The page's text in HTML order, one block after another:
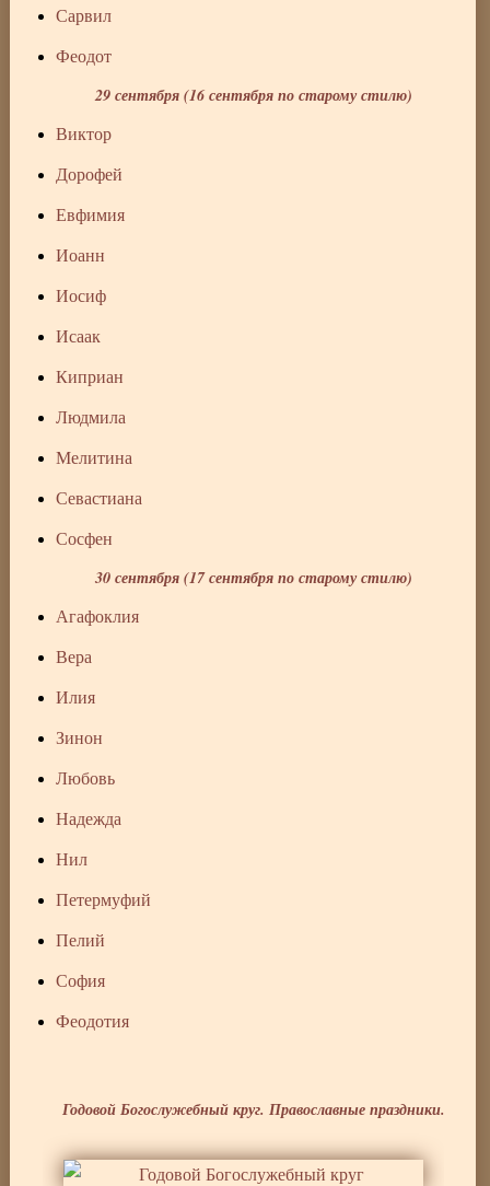
Сарвил
Феодот
29 сентября (16 сентября по старому стилю)
Виктор
Дорофей
Евфимия
Иоанн
Иосиф
Исаак
Киприан
Людмила
Мелитина
Севастиана
Сосфен
30 сентября (17 сентября по старому стилю)
Агафоклия
Вера
Илия
Зинон
Любовь
Надежда
Нил
Петермуфий
Пелий
София
Феодотия
Годовой Богослужебный круг. Православные праздники.